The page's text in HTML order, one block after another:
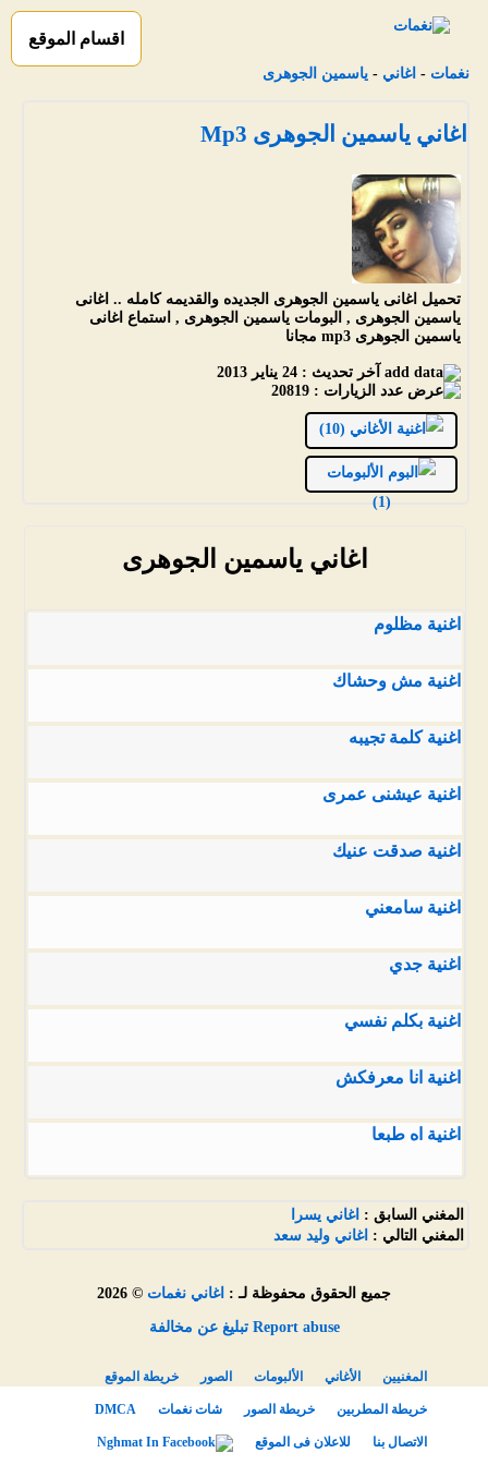
اقسام الموقع
نغمات - اغاني - ياسمين الجوهرى
اغاني ياسمين الجوهرى Mp3
تحميل اغانى ياسمين الجوهرى الجديده والقديمه كامله .. اغانى
ياسمين الجوهرى , البومات ياسمين الجوهرى , استماع اغانى
ياسمين الجوهرى mp3 مجانا
آخر تحديث : 24 يناير 2013
عدد الزيارات : 20819
الأغاني (10)
الألبومات
(1)
اغاني ياسمين الجوهرى
اغنية مظلوم
اغنية مش وحشاك
اغنية كلمة تجيبه
اغنية عيشنى عمرى
اغنية صدقت عنيك
اغنية سامعني
اغنية جدي
اغنية بكلم نفسي
اغنية انا معرفكش
اغنية اه طبعا
المغني السابق : اغاني يسرا
المغني التالي : اغاني وليد سعد
جميع الحقوق محفوظة لـ : اغاني نغمات © 2026
Report abuse تبليغ عن مخالفة
المغنيين الأغاني الألبومات الصور خريطة الموقع
خريطة المطربين خريطة الصور شات نغمات DMCA
الاتصال بنا للاعلان فى الموقع